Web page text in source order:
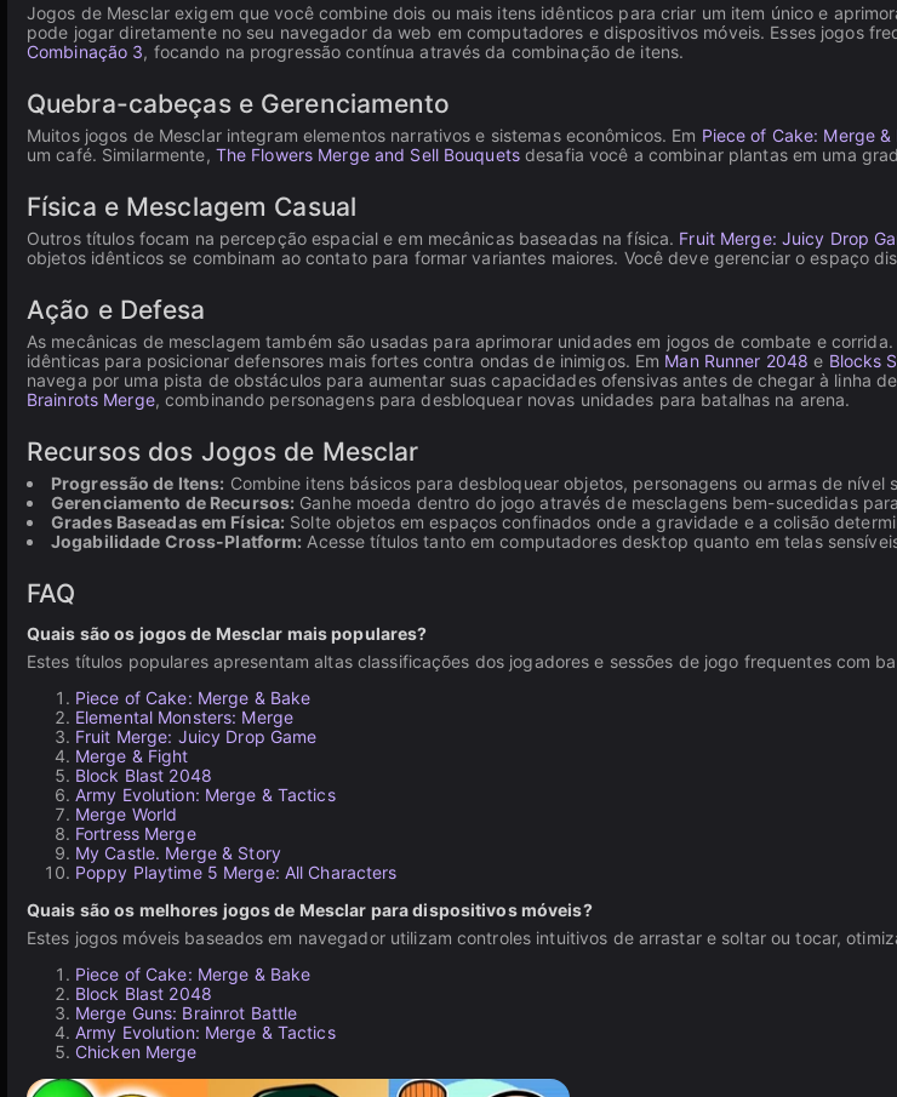
Jogos de Mesclar exigem que você combine dois ou mais itens idênticos para criar um item único e
pode jogar diretamente no seu navegador da web em computadores e dispositivos móveis. Esses jogos
Combinação 3, focando na progressão contínua através da combinação de itens.
Quebra-cabeças e Gerenciamento
Muitos jogos de Mesclar integram elementos narrativos e sistemas econômicos. Em Piece of Cake: Merge &
um café. Similarmente, The Flowers Merge and Sell Bouquetsdesafia você a combinar plantas em uma
Física e Mesclagem Casual
Outros títulos focam na percepção espacial e em mecânicas baseadas na física. Fruit Merge: Juicy Drop
objetos idênticos se combinam ao contato para formar variantes maiores. Você deve gerenciar o espaço
Ação e Defesa
As mecânicas de mesclagem também são usadas para aprimorar unidades em jogos de combate e corrida.
idênticas para posicionar defensores mais fortes contra ondas de inimigos. Em Man Runner 2048 e Blocks
navega por uma pista de obstáculos para aumentar suas capacidades ofensivas antes de chegar à linha
Brainrots Merge, combinando personagens para desbloquear novas unidades para batalhas na arena.
Recursos dos Jogos de Mesclar
Progressão de Itens: Combine itens básicos para desbloquear objetos, personagens ou armas de nível
Gerenciamento de Recursos: Ganhe moeda dentro do jogo através de mesclagens bem-sucedidas
Grades Baseadas em Física: Solte objetos em espaços confinados onde a gravidade e a colisão
Jogabilidade Cross-Platform: Acesse títulos tanto em computadores desktop quanto em telas
FAQ
Quais são os jogos de Mesclar mais populares?
Estes títulos populares apresentam altas classificações dos jogadores e sessões de jogo frequentes com
Piece of Cake: Merge & Bake
Elemental Monsters: Merge
Fruit Merge: Juicy Drop Game
Merge & Fight
Block Blast 2048
Army Evolution: Merge & Tactics
Merge World
Fortress Merge
My Castle. Merge & Story
Poppy Playtime 5 Merge: All Characters
Quais são os melhores jogos de Mesclar para dispositivos móveis?
Estes jogos móveis baseados em navegador utilizam controles intuitivos de arrastar e soltar ou tocar,
Piece of Cake: Merge & Bake
Block Blast 2048
Merge Guns: Brainrot Battle
Army Evolution: Merge & Tactics
Chicken Merge